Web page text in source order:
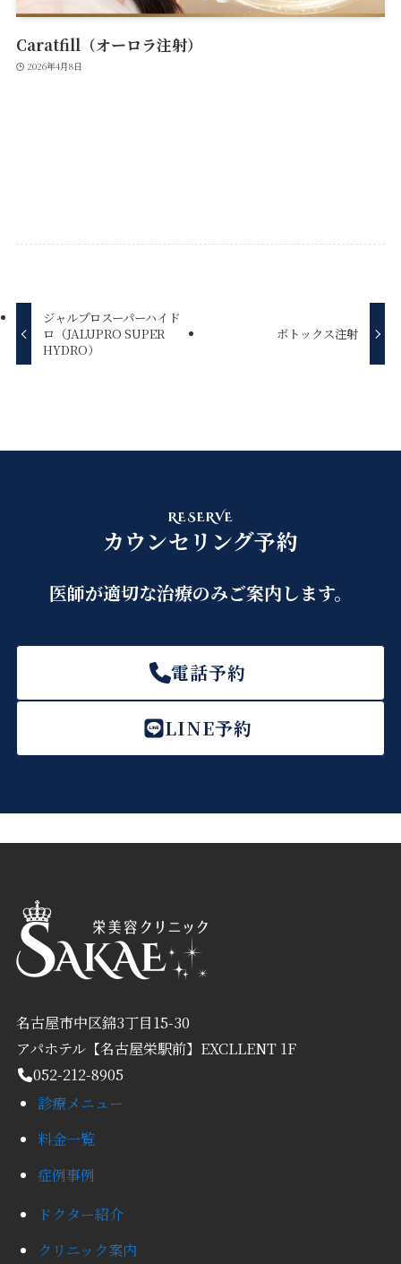
Caratfill（オーロラ注射）
2026年4月8日
ジャルプロスーパーハイド
ロ（JALUPRO SUPER
HYDRO）
ボトックス注射
RESERVE
カウンセリング予約
医師が適切な治療のみご案内します。
電話予約
LINE予約
名古屋市中区錦3丁目15-30
アパホテル【名古屋栄駅前】EXCLLENT 1F
052-212-8905
診療メニュー
料金一覧
症例事例
ドクター紹介
クリニック案内